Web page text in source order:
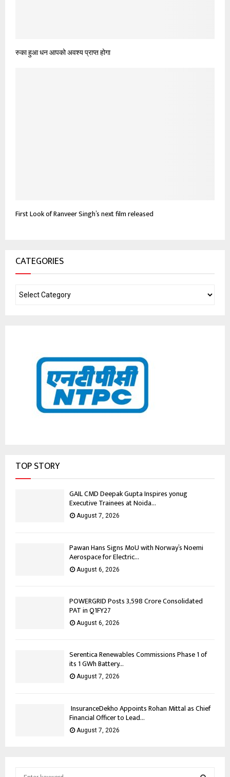
रुका हुआ धन आपको अवश्य प्राप्त होगा
First Look of Ranveer Singh’s next film released
CATEGORIES
TOP STORY
GAIL CMD Deepak Gupta Inspires yonug
Executive Trainees at Noida...
August 7, 2026
Pawan Hans Signs MoU with Norway’s Noemi
Aerospace for Electric...
August 6, 2026
POWERGRID Posts ₹3,598 Crore Consolidated
PAT in Q1FY27
August 6, 2026
Serentica Renewables Commissions Phase 1 of
its 1 GWh Battery...
August 7, 2026
InsuranceDekho Appoints Rohan Mittal as Chief
Financial Officer to Lead...
August 7, 2026